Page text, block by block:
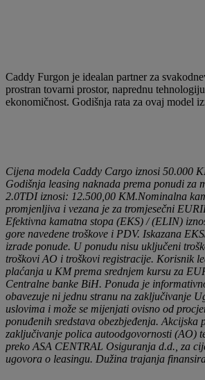
Caddy Furgon je idealan partner za
prostran tovarni prostor, naprednu
ekonomičnost. Godišnja rata za ovaj model
Cijena modela Caddy Cargo iznosi 50.000
Godišnja leasing naknada prema ponudi za
2.0TDI iznosi: 12.500,00 KM.Nominalna
promjenljiva i vezana je za tromjesečni
Efektivna kamatna stopa (EKS) / (ELIN)
gore navedene troškove i PDV. Iskazana
izrade ponude. U ponudu nisu uključeni
troškovi AO i troškovi registracije. Korisnik
plaćanja u KM prema srednjem kursu za
Centralne banke BiH. Ponuda je
obavezuje ni jednu stranu na zaključivanje
uslovima i može se mijenjati ovisno od
ponuđenih sredstava obezbjeđenja. Akcijska
zaključivanje polica autoodgovornosti (AO)
preko ASA CENTRAL Osiguranja d.d., za
ugovora o leasingu. Dužina trajanja